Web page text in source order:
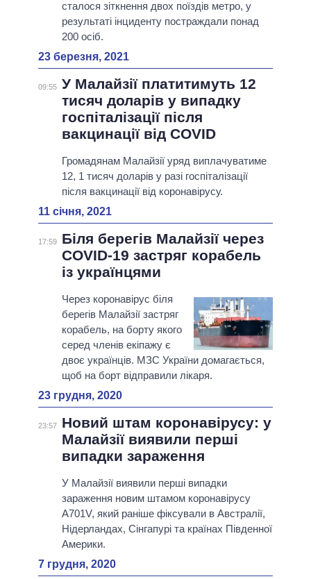
сталося зіткнення двох поїздів метро, ​​у
результаті інциденту постраждали понад
200 осіб.
23 березня, 2021
09:55 У Малайзії платитимуть 12
тисяч доларів у випадку
госпіталізації після
вакцинації від COVID
Громадянам Малайзії уряд виплачуватиме
12, 1 тисяч доларів у разі госпіталізації
після вакцинації від коронавірусу.
11 січня, 2021
17:59
Біля берегів Малайзії через
COVID-19 застряг корабель
із українцями
Через коронавірус біля
берегів Малайзії застряг
корабель, на борту якого
серед членів екіпажу є
двоє українців. МЗС України домагається,
щоб на борт відправили лікаря.
23 грудня, 2020
23:57
Новий штам коронавірусу: у
Малайзії виявили перші
випадки зараження
У Малайзії виявили перші випадки
зараження новим штамом коронавірусу
A701V, який раніше фіксували в Австралії,
Нідерландах, Сінгапурі та країнах Південної
Америки.
7 грудня, 2020